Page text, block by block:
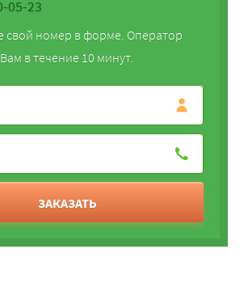
05-23
свой номер в форме. Оператор
в течение 10 минут.
ЗАКАЗАТЬ